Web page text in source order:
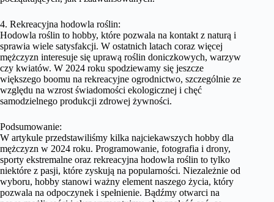
4. Rekreacyjna hodowla roślin:
Hodowla roślin to hobby, które pozwala na kontakt z naturą i
sprawia wiele satysfakcji. W ostatnich latach coraz więcej
mężczyzn interesuje się uprawą roślin doniczkowych, warzyw
czy kwiatów. W 2024 roku spodziewamy się jeszcze
większego boomu na rekreacyjne ogrodnictwo, szczególnie ze
względu na wzrost świadomości ekologicznej i chęć
samodzielnego produkcji zdrowej żywności.
Podsumowanie:
W artykule przedstawiliśmy kilka najciekawszych hobby dla
mężczyzn w 2024 roku. Programowanie, fotografia i drony,
sporty ekstremalne oraz rekreacyjna hodowla roślin to tylko
niektóre z pasji, które zyskują na popularności. Niezależnie od
wyboru, hobby stanowi ważny element naszego życia, który
pozwala na odpoczynek i spełnienie. Bądźmy otwarci na